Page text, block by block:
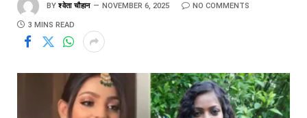
BY श्वेता चौहान NOVEMBER 6, 2025 NO COMMENTS
3 MINS READ